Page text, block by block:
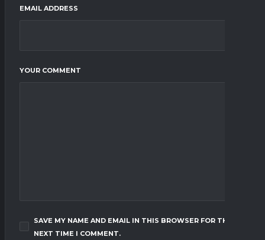
EMAIL ADDRESS
YOUR COMMENT
SAVE MY NAME AND EMAIL IN THIS BROWSER FOR THE
NEXT TIME I COMMENT.